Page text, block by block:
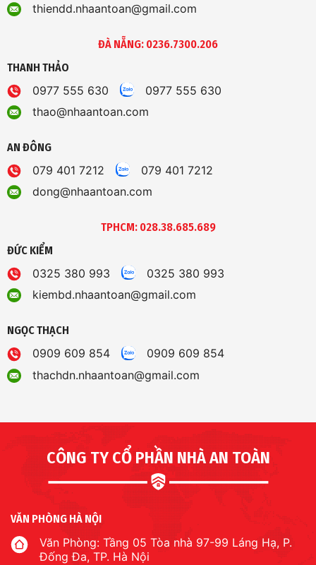
thiendd.nhaantoan@gmail.com
ĐÀ NẴNG: 0236.7300.206
THANH THẢO
0977 555 630
0977 555 630
thao@nhaantoan.com
AN ĐÔNG
079 401 7212
079 401 7212
dong@nhaantoan.com
TPHCM: 028.38.685.689
ĐỨC KIỂM
0325 380 993
0325 380 993
kiembd.nhaantoan@gmail.com
NGỌC THẠCH
0909 609 854
0909 609 854
thachdn.nhaantoan@gmail.com
CÔNG TY CỔ PHẦN NHÀ AN TOÀN
VĂN PHÒNG HÀ NỘI
Văn Phòng: Tầng 05 Tòa nhà 97-99 Láng Hạ, P.
Đống Đa, TP. Hà Nội